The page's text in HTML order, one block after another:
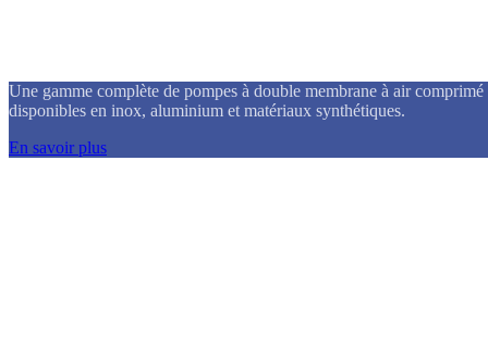
Une gamme complète de pompes à double membrane à air comprimé
disponibles en inox, aluminium et matériaux synthétiques.
En savoir plus